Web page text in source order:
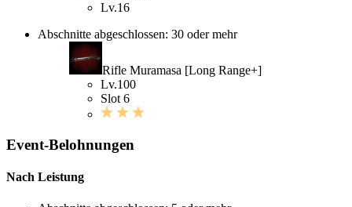
Lv.16
Abschnitte abgeschlossen: 30 oder mehr
Rifle Muramasa [Long Range+]
Lv.100
Slot 6
Event-Belohnungen
Nach Leistung